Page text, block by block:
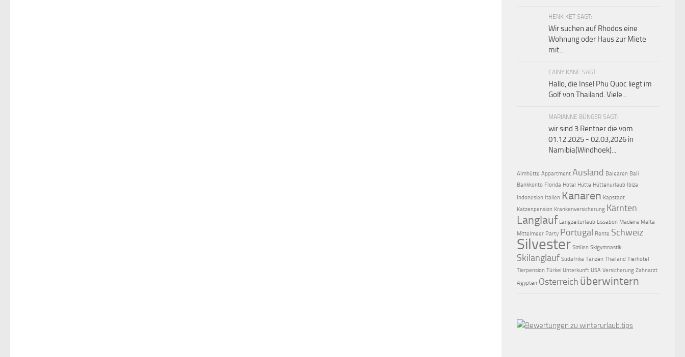
HENK KET SAGT:
Wir suchen auf Rhodos eine
Wohnung oder Haus zur Miete
mit...
CAINY KANE SAGT:
Hallo, die Insel Phu Quoc liegt im
Golf von Thailand. Viele...
MARIANNE BÜNGER SAGT:
wir sind 3 Rentner die vom
01.12.2025 - 02.03,2026 in
Namibia(Windhoek)...
Almhütte Appartment Ausland Balearen Bali
Bankkonto Florida Hotel Hütte Hüttenurlaub
Ibiza
Indonesien Italien Kanaren Kapstadt
Katzenpension Krankenversicherung Kärnten
Langlauf Langzeiturlaub Lissabon Madeira Malta
Mittelmeer Party Portugal Rente Schweiz
Silvester Sizilien Skigymnastik
Skilanglauf Südafrika Tanzen Thailand Tierhotel
Tierpension Türkei Unterkunft USA Versicherung Zahnarzt
Ägypten Österreich überwintern